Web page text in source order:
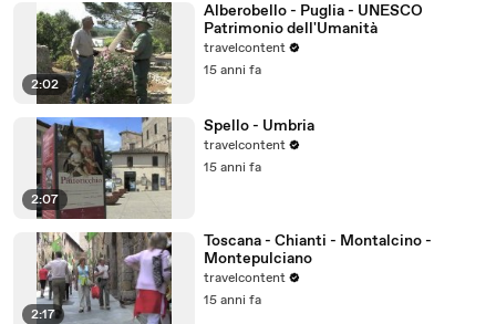
2:02
Alberobello - Puglia - UNESCO
Patrimonio dell'Umanità
travelcontent
15 anni fa
2:07
Spello - Umbria
travelcontent
15 anni fa
2:17
Toscana - Chianti - Montalcino -
Montepulciano
travelcontent
15 anni fa